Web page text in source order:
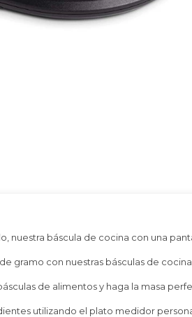
nuestra báscula de cocina con una
gramo con nuestras básculas de
de alimentos y haga la masa
utilizando el plato medidor